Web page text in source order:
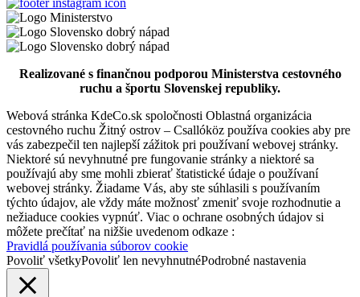
23 km,Vodná túra
Realizované s finančnou podporou Ministerstva cestovného
ruchu a športu Slovenskej republiky.
Webová stránka KdeCo.sk spoločnosti Oblastná organizácia
cestovného ruchu Žitný ostrov – Csallóköz používa cookies aby pre
vás zabezpečil ten najlepší zážitok pri používaní webovej stránky.
Niektoré sú nevyhnutné pre fungovanie stránky a niektoré sa
používajú aby sme mohli zbierať štatistické údaje o používaní
webovej stránky. Žiadame Vás, aby ste súhlasili s používaním
týchto údajov, ale vždy máte možnosť zmeniť svoje rozhodnutie a
nežiaduce cookies vypnúť. Viac o ochrane osobných údajov si
môžete prečítať na nižšie uvedenom odkaze :
Pravidlá používania súborov cookie
Povoliť všetkyPovoliť len nevyhnutnéPodrobné nastavenia